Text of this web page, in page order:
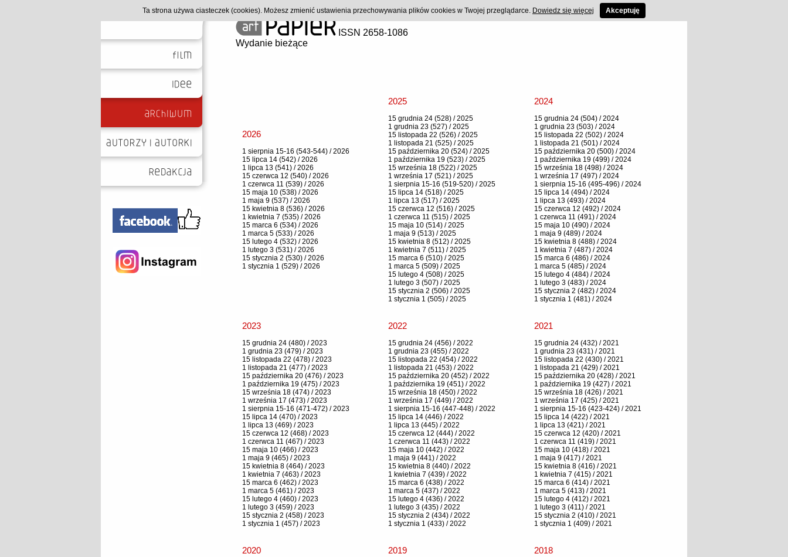
ISSN 2658-1086
Wydanie bieżące
2026
1 sierpnia 15-16 (543-544) / 2026
15 lipca 14 (542) / 2026
1 lipca 13 (541) / 2026
15 czerwca 12 (540) / 2026
1 czerwca 11 (539) / 2026
15 maja 10 (538) / 2026
1 maja 9 (537) / 2026
15 kwietnia 8 (536) / 2026
1 kwietnia 7 (535) / 2026
15 marca 6 (534) / 2026
1 marca 5 (533) / 2026
15 lutego 4 (532) / 2026
1 lutego 3 (531) / 2026
15 stycznia 2 (530) / 2026
1 stycznia 1 (529) / 2026
2025
15 grudnia 24 (528) / 2025
1 grudnia 23 (527) / 2025
15 listopada 22 (526) / 2025
1 listopada 21 (525) / 2025
15 października 20 (524) / 2025
1 października 19 (523) / 2025
15 września 18 (522) / 2025
1 września 17 (521) / 2025
1 sierpnia 15-16 (519-520) / 2025
15 lipca 14 (518) / 2025
1 lipca 13 (517) / 2025
15 czerwca 12 (516) / 2025
1 czerwca 11 (515) / 2025
15 maja 10 (514) / 2025
1 maja 9 (513) / 2025
15 kwietnia 8 (512) / 2025
1 kwietnia 7 (511) / 2025
15 marca 6 (510) / 2025
1 marca 5 (509) / 2025
15 lutego 4 (508) / 2025
1 lutego 3 (507) / 2025
15 stycznia 2 (506) / 2025
1 stycznia 1 (505) / 2025
2024
15 grudnia 24 (504) / 2024
1 grudnia 23 (503) / 2024
15 listopada 22 (502) / 2024
1 listopada 21 (501) / 2024
15 października 20 (500) / 2024
1 października 19 (499) / 2024
15 września 18 (498) / 2024
1 września 17 (497) / 2024
1 sierpnia 15-16 (495-496) / 2024
15 lipca 14 (494) / 2024
1 lipca 13 (493) / 2024
15 czerwca 12 (492) / 2024
1 czerwca 11 (491) / 2024
15 maja 10 (490) / 2024
1 maja 9 (489) / 2024
15 kwietnia 8 (488) / 2024
1 kwietnia 7 (487) / 2024
15 marca 6 (486) / 2024
1 marca 5 (485) / 2024
15 lutego 4 (484) / 2024
1 lutego 3 (483) / 2024
15 stycznia 2 (482) / 2024
1 stycznia 1 (481) / 2024
2023
15 grudnia 24 (480) / 2023
1 grudnia 23 (479) / 2023
15 listopada 22 (478) / 2023
1 listopada 21 (477) / 2023
15 października 20 (476) / 2023
1 października 19 (475) / 2023
15 września 18 (474) / 2023
1 września 17 (473) / 2023
1 sierpnia 15-16 (471-472) / 2023
15 lipca 14 (470) / 2023
1 lipca 13 (469) / 2023
15 czerwca 12 (468) / 2023
1 czerwca 11 (467) / 2023
15 maja 10 (466) / 2023
1 maja 9 (465) / 2023
15 kwietnia 8 (464) / 2023
1 kwietnia 7 (463) / 2023
15 marca 6 (462) / 2023
1 marca 5 (461) / 2023
15 lutego 4 (460) / 2023
1 lutego 3 (459) / 2023
15 stycznia 2 (458) / 2023
1 stycznia 1 (457) / 2023
2022
15 grudnia 24 (456) / 2022
1 grudnia 23 (455) / 2022
15 listopada 22 (454) / 2022
1 listopada 21 (453) / 2022
15 października 20 (452) / 2022
1 października 19 (451) / 2022
15 września 18 (450) / 2022
1 września 17 (449) / 2022
1 sierpnia 15-16 (447-448) / 2022
15 lipca 14 (446) / 2022
1 lipca 13 (445) / 2022
15 czerwca 12 (444) / 2022
1 czerwca 11 (443) / 2022
15 maja 10 (442) / 2022
1 maja 9 (441) / 2022
15 kwietnia 8 (440) / 2022
1 kwietnia 7 (439) / 2022
15 marca 6 (438) / 2022
1 marca 5 (437) / 2022
15 lutego 4 (436) / 2022
1 lutego 3 (435) / 2022
15 stycznia 2 (434) / 2022
1 stycznia 1 (433) / 2022
2021
15 grudnia 24 (432) / 2021
1 grudnia 23 (431) / 2021
15 listopada 22 (430) / 2021
1 listopada 21 (429) / 2021
15 października 20 (428) / 2021
1 października 19 (427) / 2021
15 września 18 (426) / 2021
1 września 17 (425) / 2021
1 sierpnia 15-16 (423-424) / 2021
15 lipca 14 (422) / 2021
1 lipca 13 (421) / 2021
15 czerwca 12 (420) / 2021
1 czerwca 11 (419) / 2021
15 maja 10 (418) / 2021
1 maja 9 (417) / 2021
15 kwietnia 8 (416) / 2021
1 kwietnia 7 (415) / 2021
15 marca 6 (414) / 2021
1 marca 5 (413) / 2021
15 lutego 4 (412) / 2021
1 lutego 3 (411) / 2021
15 stycznia 2 (410) / 2021
1 stycznia 1 (409) / 2021
2020 2019 2018
Ta strona używa ciasteczek (cookies). Możesz zmienić ustawienia przechowywania plików cookies w Twojej przeglądarce. Dowiedz się więcej Akceptuję